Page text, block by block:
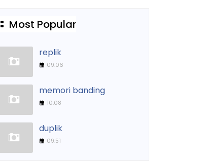
Most Popular
replik
09.06
memori banding
10.08
duplik
09.51